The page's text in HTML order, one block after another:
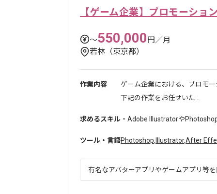
【ゲーム企業】プロモーショ
〜550,000円／月
若林（東京都）
作業内容
ゲーム企業における、プロモ
下記の作業をお任せいた...
求めるスキル ・Adobe Illustratorや
ツール・言語Photoshop, Illustrator,After
有名なアバターアプリやゲームアプリ等